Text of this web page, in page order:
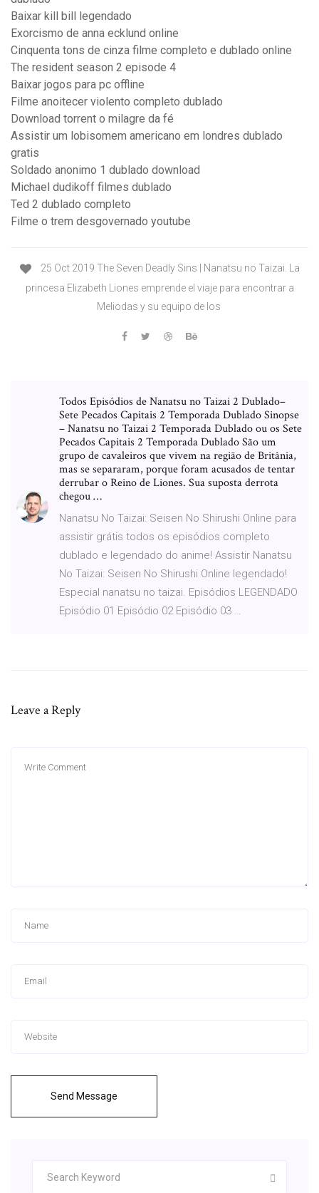
Baixar kill bill legendado
Exorcismo de anna ecklund online
Cinquenta tons de cinza filme completo e dublado online
The resident season 2 episode 4
Baixar jogos para pc offline
Filme anoitecer violento completo dublado
Download torrent o milagre da fé
Assistir um lobisomem americano em londres dublado
gratis
Soldado anonimo 1 dublado download
Michael dudikoff filmes dublado
Ted 2 dublado completo
Filme o trem desgovernado youtube
25 Oct 2019 The Seven Deadly Sins | Nanatsu no Taizai. La
princesa Elizabeth Liones emprende el viaje para encontrar a
Meliodas y su equipo de los
Todos Episódios de Nanatsu no Taizai 2 Dublado–
Sete Pecados Capitais 2 Temporada Dublado Sinopse
– Nanatsu no Taizai 2 Temporada Dublado ou os Sete
Pecados Capitais 2 Temporada Dublado São um
grupo de cavaleiros que vivem na região de Britânia,
mas se separaram, porque foram acusados de tentar
derrubar o Reino de Liones. Sua suposta derrota
chegou …
Nanatsu No Taizai: Seisen No Shirushi Online para
assistir grátis todos os episódios completo
dublado e legendado do anime! Assistir Nanatsu
No Taizai: Seisen No Shirushi Online legendado!
Especial nanatsu no taizai. Episódios LEGENDADO
Episódio 01 Episódio 02 Episódio 03 …
Leave a Reply
Send Message